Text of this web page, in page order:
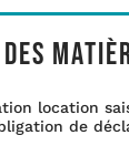
location
de